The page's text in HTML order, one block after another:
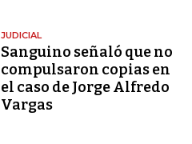
JUDICIAL
Sanguino señaló que no
compulsaron copias en
el caso de Jorge Alfredo
Vargas